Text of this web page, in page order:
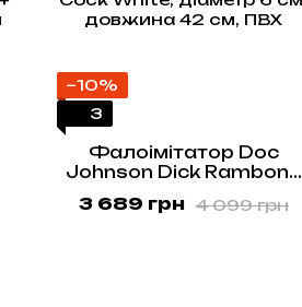
−10%
3
Фалоімітатор Doc
Johnson Dick Rambone
см, довжина 42 см, ПВХ
4 099 грн
3 689 грн